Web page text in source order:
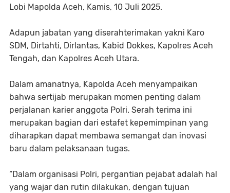
Lobi Mapolda Aceh, Kamis, 10 Juli 2025.
Adapun jabatan yang diserahterimakan yakni Karo
SDM, Dirtahti, Dirlantas, Kabid Dokkes, Kapolres Aceh
Tengah, dan Kapolres Aceh Utara.
Dalam amanatnya, Kapolda Aceh menyampaikan
bahwa sertijab merupakan momen penting dalam
perjalanan karier anggota Polri. Serah terima ini
merupakan bagian dari estafet kepemimpinan yang
diharapkan dapat membawa semangat dan inovasi
baru dalam pelaksanaan tugas.
“Dalam organisasi Polri, pergantian pejabat adalah hal
yang wajar dan rutin dilakukan, dengan tujuan